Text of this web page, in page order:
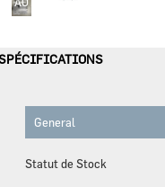
General
Statut de Stock